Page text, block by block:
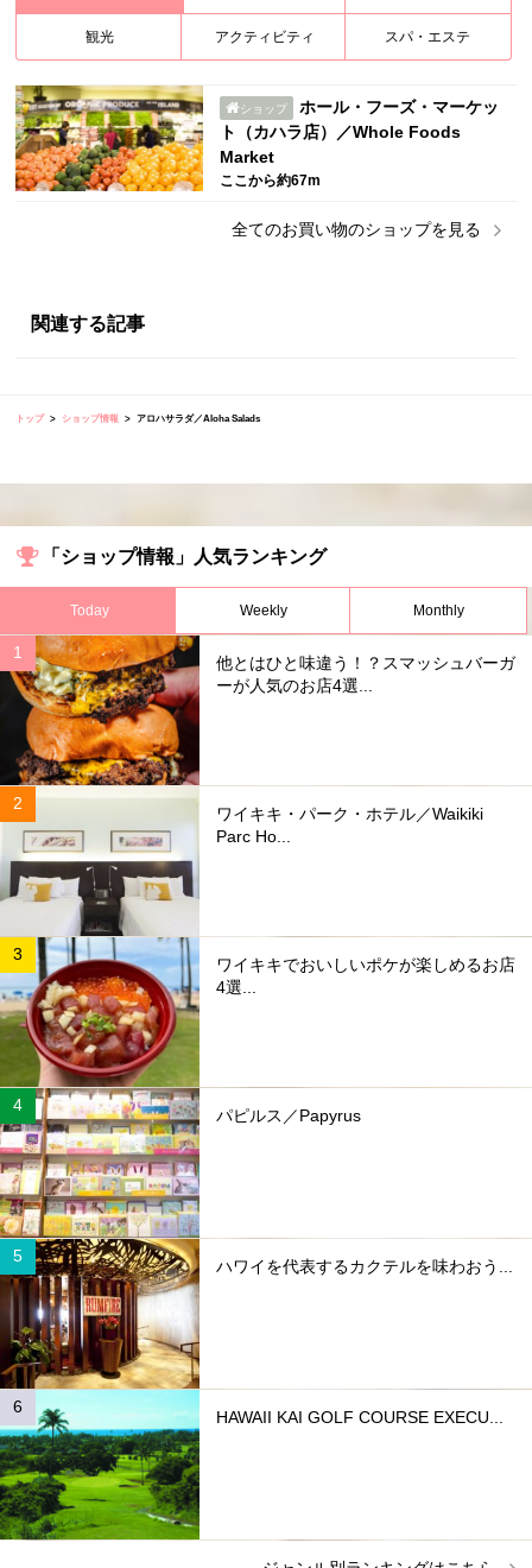
観光 アクティビティ スパ・エステ
ショップ
ホール・フーズ・マーケッ
ト（カハラ店）／Whole Foods
Market
ここから約67m
全てのお買い物のショップを見る
関連する記事
トップ ショップ情報 アロハサラダ／Aloha Salads
「ショップ情報」人気ランキング
Today Weekly Monthly
他とはひと味違う！？スマッシュバーガ
ーが人気のお店4選...
ワイキキ・パーク・ホテル／Waikiki
Parc Ho...
ワイキキでおいしいポケが楽しめるお店
4選...
パピルス／Papyrus
ハワイを代表するカクテルを味わおう...
HAWAII KAI GOLF COURSE EXECU...